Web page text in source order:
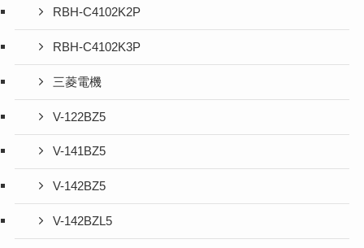
RBH-C4102K2P
RBH-C4102K3P
三菱電機
V-122BZ5
V-141BZ5
V-142BZ5
V-142BZL5